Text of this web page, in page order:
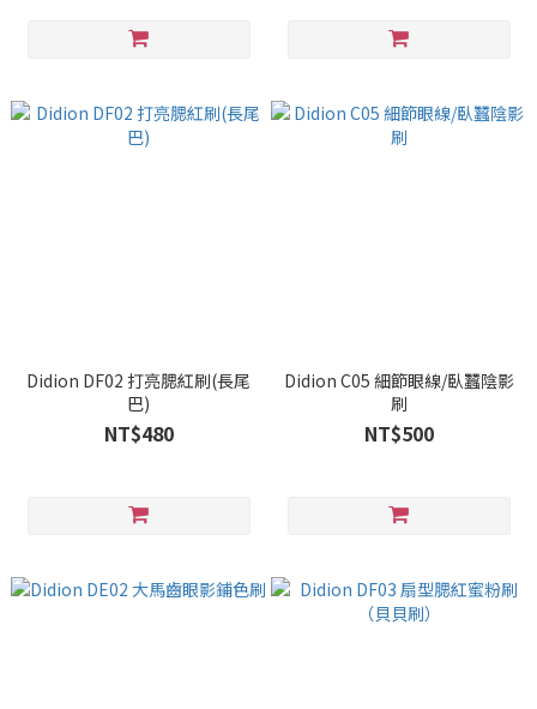
Didion DF02 打亮腮紅刷(長尾
巴)
NT$480
Didion C05 細節眼線/臥蠶陰影
刷
NT$500